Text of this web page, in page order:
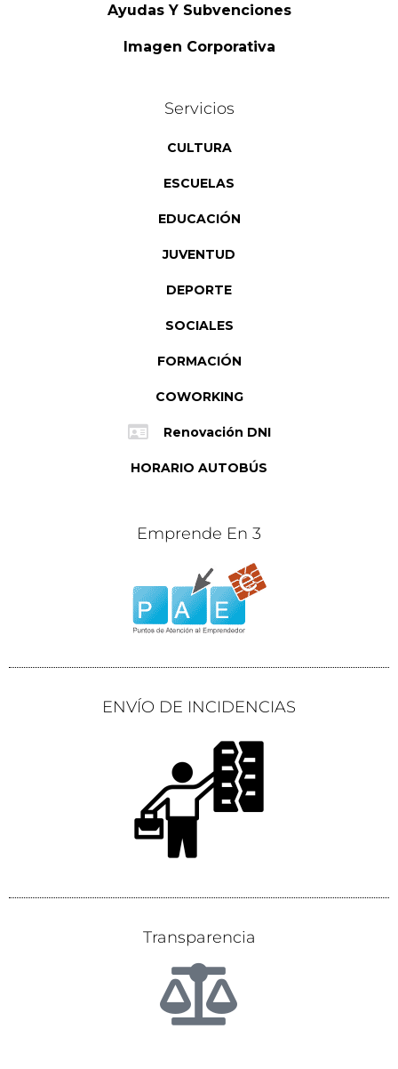
Ayudas Y Subvenciones
Imagen Corporativa
Servicios
CULTURA
ESCUELAS
EDUCACIÓN
JUVENTUD
DEPORTE
SOCIALES
FORMACIÓN
COWORKING
Renovación DNI
HORARIO AUTOBÚS
Emprende En 3
ENVÍO DE INCIDENCIAS
Transparencia